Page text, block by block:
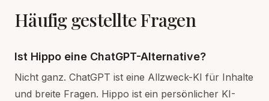
Häufig gestellte Fragen
Ist Hippo eine ChatGPT-Alternative?
Nicht ganz. ChatGPT ist eine Allzweck-KI für Inhalte
und breite Fragen. Hippo ist ein persönlicher KI-